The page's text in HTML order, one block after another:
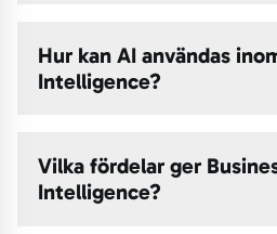
Hur kan AI användas
Intelligence?
Vilka fördelar ger
Intelligence?